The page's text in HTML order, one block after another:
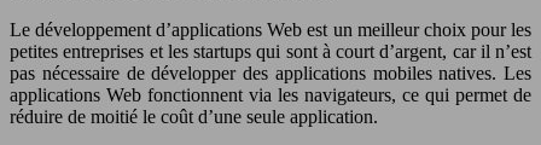
Le développement d’applications Web est un meilleur choix pour les
petites entreprises et les startups qui sont à court d’argent, car il n’est
pas nécessaire de développer des applications mobiles natives. Les
applications Web fonctionnent via les navigateurs, ce qui permet de
réduire de moitié le coût d’une seule application.